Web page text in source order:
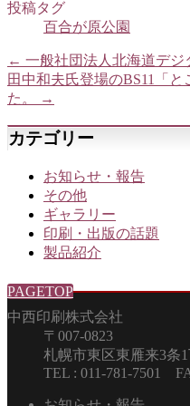
投稿タグ
百合が原公園
← 一般社団法人北海道デジ
田中和夫氏登場のBS11「
た。
→
カテゴリー
お知らせ・報告
その他
ギャラリー
印刷・出版の話題
製品紹介
PAGETOP
中西印刷株式会社
〒007-0823
札幌市東区東
TEL : 011-781-7501